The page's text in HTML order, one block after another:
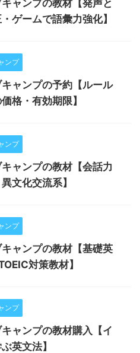
ャンプの教材【発声と
ゲームで語彙力強化】
ンプ
ャンプの予約【ルール
格・有効期限】
ンプ
ャンプの教材【会話力
文化交流系】
ンプ
ャンプの教材【基礎英
対策教材】
ンプ
ャンプの教材購入【イ
英文法】